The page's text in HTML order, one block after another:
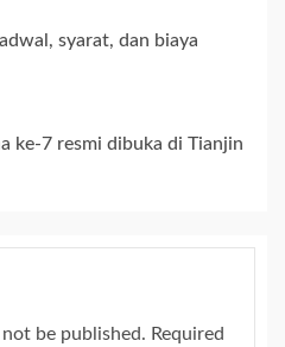
syarat, dan biaya
ke-7 resmi dibuka di Tianjin
be published. Required